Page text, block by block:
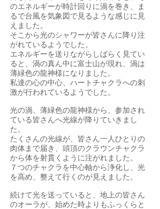
のエネルギーが時計回りに渦を巻き、ま
るで台風を気象図で見るような感じに見
えました。
そこから光のシャワーが皆さんに降り注
がれているようでした。
エネルギーを送りながらしばらく見てい
ると、渦の真ん中に富士山が現れ、渦は
薄緑色の龍神様になりました。
私達の心の中心、ハートチャクラへの刺
激が行われているようでした。
光の渦、薄緑色の龍神様から、参加され
ている皆さんへ光線が降りていきまし
た。
たくさんの光線が、皆さん一人ひとりの
肉体まで届き、頭頂のクラウンチャクラ
から体を射貫くように注がれました。
７つのチャクラを中心軸から浄化し、光
を高め、整えて行くのが見えました。
続けて光を送っていると、地上の皆さん
のオーラが、始めた時よりもふっくらと